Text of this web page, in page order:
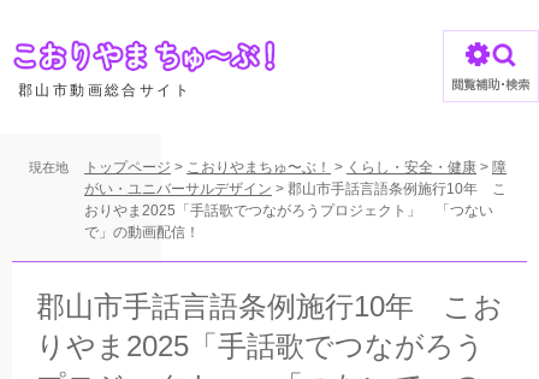
ジ
郡山市動画総合サイト
現在地 トップページ > こおりやまちゅ〜ぶ！ > くらし・安全・健康 > 障
がい・ユニバーサルデザイン > 郡山市手話言語条例施行10年 こ
おりやま2025「手話歌でつながろうプロジェクト」 「つない
で」の動画配信！
郡山市手話言語条例施行10年 こお
りやま2025「手話歌でつながろう